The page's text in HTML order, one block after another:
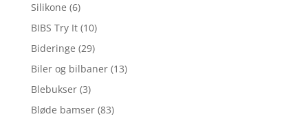
Silikone (6)
BIBS Try It (10)
Bideringe (29)
Biler og bilbaner (13)
Blebukser (3)
Bløde bamser (83)